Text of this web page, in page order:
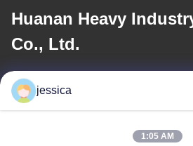
Huanan Heavy
Co., Ltd.
อีเมล
jessica@huananmachine.com
jessica
1:05 AM